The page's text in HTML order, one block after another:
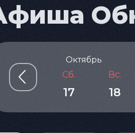
Октябрь
Пт.
16
Сб.
17
Вс.
18